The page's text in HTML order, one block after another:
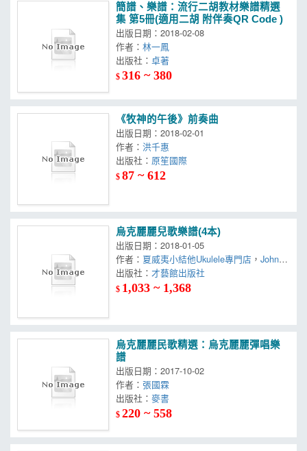
簡譜、樂譜：流行二胡教材樂譜精選
集 第5冊(適用二胡 附伴奏QR Code )
出版日期：2018-02-08
作者：林一鳳
出版社：
$316 ~ 380
《牧神的午後》前奏曲
出版日期：2018-02-01
作者：洪千惠
出版社：
$87 ~ 612
烏克麗麗兒歌樂譜(4本)
出版日期：2018-01-05
作者： 夏威夷小結他Ukulele專門店 ，Johnny
Kwan，Raingo Tong
出版社：
$ 1,033 ~ 1,368
烏克麗麗民歌精選：烏克麗麗彈唱樂
譜
出版日期：2017-10-02
作者：張國霖
出版社：
$220 ~ 558